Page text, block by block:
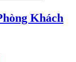
Khách